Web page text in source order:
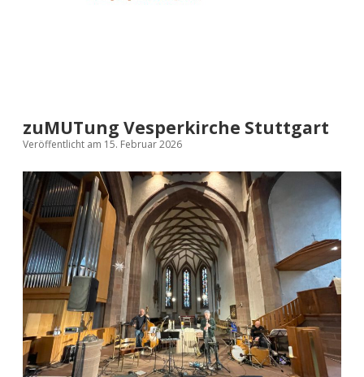
zuMUTung Vesperkirche Stuttgart
Veröffentlicht am 15. Februar 2026